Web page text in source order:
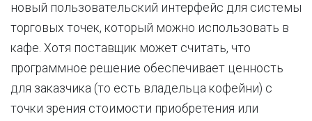
новый пользовательский интерфейс для системы
торговых точек, который можно использовать в
кафе. Хотя поставщик может считать, что
программное решение обеспечивает ценность
для заказчика (то есть владельца кофейни) с
точки зрения стоимости приобретения или